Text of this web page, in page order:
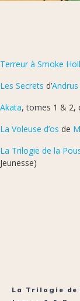
Terreur à Smoke
Les Secrets d’
Akata, tomes 1 & 2,
La Voleuse d’os de
La Trilogie de la
Jeunesse)
La Trilogie de